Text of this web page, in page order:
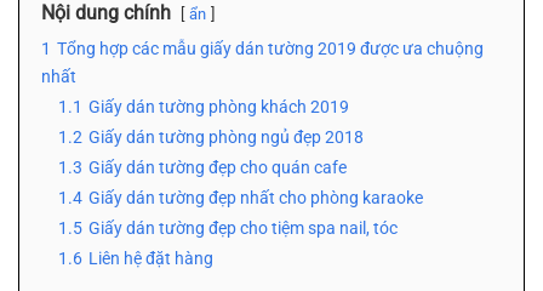
Nội dung chính ẩn
1 Tổng hợp các mẫu giấy dán tường 2019 được ưa chuộng
nhất
1.1 Giấy dán tường phòng khách 2019
1.2 Giấy dán tường phòng ngủ đẹp 2018
1.3 Giấy dán tường đẹp cho quán cafe
1.4 Giấy dán tường đẹp nhất cho phòng karaoke
1.5 Giấy dán tường đẹp cho tiệm spa nail, tóc
1.6 Liên hệ đặt hàng